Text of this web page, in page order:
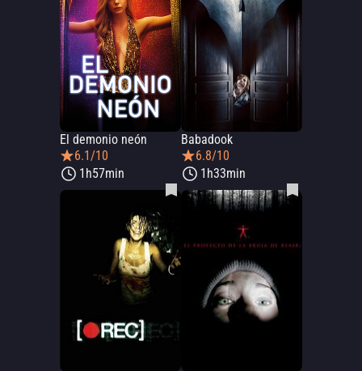
El demonio neón
6.1/10
1h57min
Babadook
6.8/10
1h33min